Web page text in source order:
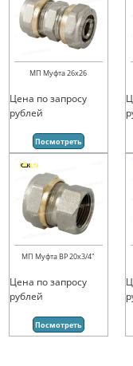
МП Муфта 26х26
Цена по запросу
рублей
Посмотреть
МП Муфта ВР 20х3/4"
Цена по запросу
рублей
Посмотреть